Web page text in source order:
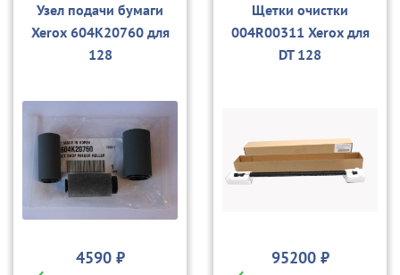
Узел подачи бумаги
Xerox 604К20760 для
128
4590 ₽
Щетки очистки
004R00311 Xerox для
DT 128
95200 ₽